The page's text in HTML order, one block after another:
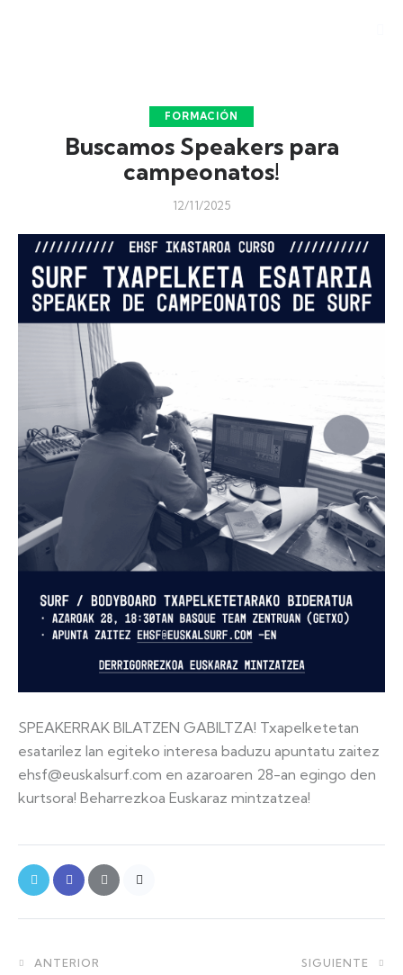
FORMACIÓN
Buscamos Speakers para
campeonatos!
12/11/2025
SPEAKERRAK BILATZEN GABILTZA! Txapelketetan
esatarilez lan egiteko interesa baduzu apuntatu zaitez
ehsf@euskalsurf.com en azaroaren 28-an egingo den
kurtsora! Beharrezkoa Euskaraz mintzatzea!
ANTERIOR SIGUIENTE